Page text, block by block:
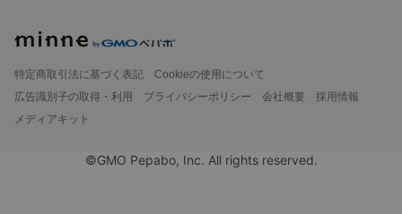
特定商取引法に基づく表記
Cookieの使用について
広告識別子の取得・利用
プライバシーポリシー 会社概要
採用情報
メディアキット
©GMO Pepabo, Inc. All rights reserved.